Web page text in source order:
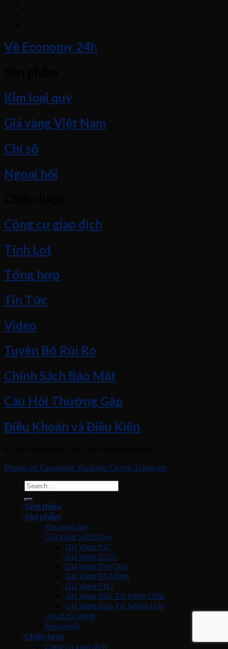
Về Economy 24h
Kim loại quý
Giá vàng Việt Nam
Chỉ số
Ngoại hối
Công cụ giao dịch
Tính Lot
Tổng hợp
Tin Tức
Video
Tuyên Bố Rủi Ro
Chính Sách Bảo Mật
Câu Hỏi Thường Gặp
Điều Khoản và Điều Kiện
Phone-alt Facebook Youtube Tiktok Telegram
Giới thiệu
Sản phẩm
Kim loại quý
Giá Vàng Việt Nam
Giá Vàng SJC
Giá Vàng DOJI
Giá Vàng Phú Quý
Giá Vàng Mi Hồng
Giá Vàng PNJ
Giá Vàng Bảo Tín Minh Châu
Giá Vàng Bảo Tín Mạnh Hải
chỉ số tài chính
Ngoại hối
Chiến lược
Công cụ giao dịch